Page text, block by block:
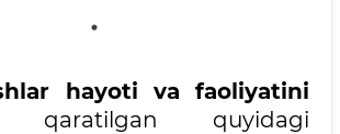
hayoti va faoliyatini
qaratilgan quyidagi